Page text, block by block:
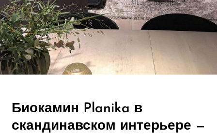
Биокамин Planika в
скандинавском интерьере —